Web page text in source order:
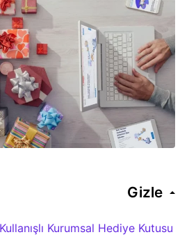
Gizle
Kurumsal Hediye Kutusu